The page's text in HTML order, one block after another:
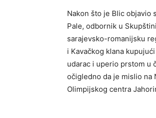
Nakon što je Blic objavio
Pale, odbornik u
sarajevsko-romanijsku
i Kavačkog klana
udarac i uperio prstom u
očigledno da je mislio na
Olimpijskog centra